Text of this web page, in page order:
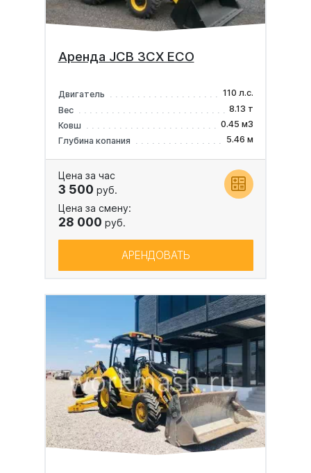
Аренда JCB 3CX ECO
Двигатель
110 л.с.
Вес
8.13 т
Ковш
0.45 м3
Глубина копания
5.46 м
Цена за час
3 500 руб.
Цена за смену:
28 000 руб.
АРЕНДОВАТЬ